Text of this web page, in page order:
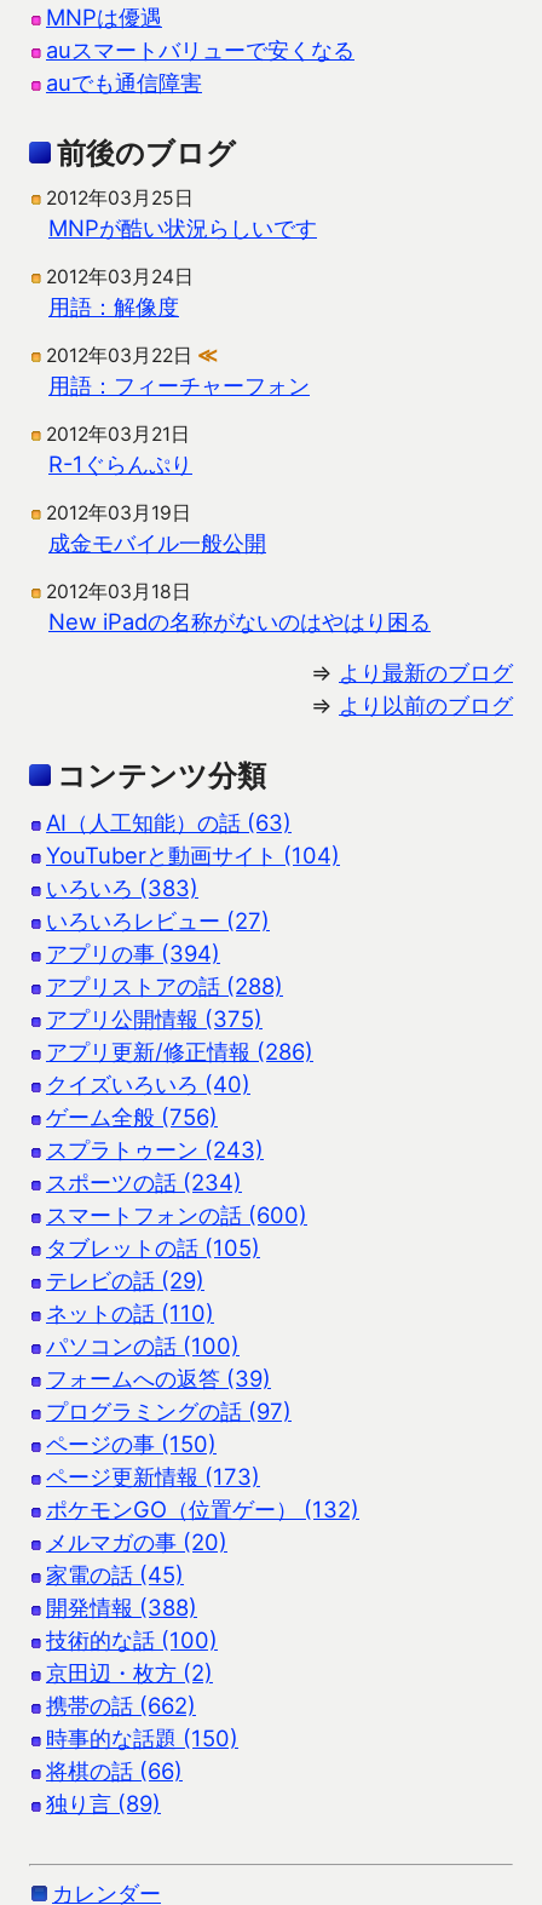
MNPは優遇
auスマートバリューで安くなる
auでも通信障害
前後のブログ
2012年03月25日
MNPが酷い状況らしいです
2012年03月24日
用語：解像度
2012年03月22日 ≪
用語：フィーチャーフォン
2012年03月21日
R-1ぐらんぷり
2012年03月19日
成金モバイル一般公開
2012年03月18日
New iPadの名称がないのはやはり困る
⇒ より最新のブログ
⇒ より以前のブログ
コンテンツ分類
AI（人工知能）の話 (63)
YouTuberと動画サイト (104)
いろいろ (383)
いろいろレビュー (27)
アプリの事 (394)
アプリストアの話 (288)
アプリ公開情報 (375)
アプリ更新/修正情報 (286)
クイズいろいろ (40)
ゲーム全般 (756)
スプラトゥーン (243)
スポーツの話 (234)
スマートフォンの話 (600)
タブレットの話 (105)
テレビの話 (29)
ネットの話 (110)
パソコンの話 (100)
フォームへの返答 (39)
プログラミングの話 (97)
ページの事 (150)
ページ更新情報 (173)
ポケモンGO（位置ゲー） (132)
メルマガの事 (20)
家電の話 (45)
開発情報 (388)
技術的な話 (100)
京田辺・枚方 (2)
携帯の話 (662)
時事的な話題 (150)
将棋の話 (66)
独り言 (89)
カレンダー